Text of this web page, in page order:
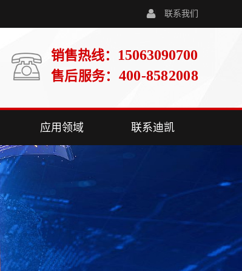
联系我们
销售热线： 15063090700
售后服务： 400-8582008
应用领域 联系迪凯